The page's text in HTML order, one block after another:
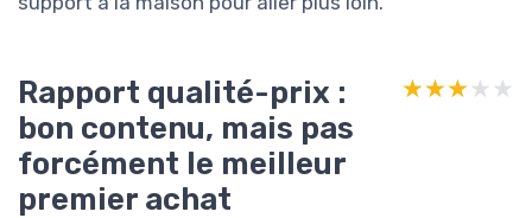
Rapport qualité-prix :
bon contenu, mais pas
forcément le meilleur
premier achat
★★★★★
★★★★★